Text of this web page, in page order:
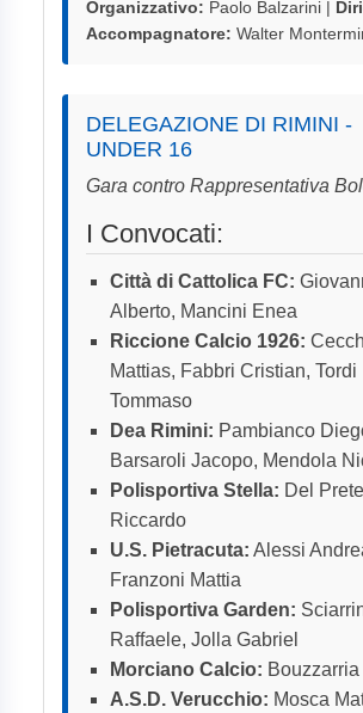
Organizzativo: Paolo Balzarini |
Accompagnatore: Walter
DELEGAZIONE DI RIMINI -
UNDER 16
Gara contro Rappresentativa
I Convocati:
Città di Cattolica FC:
Alberto, Mancini Enea
Riccione Calcio 1926:
Mattias, Fabbri Cristian, Tordi
Tommaso
Dea Rimini: Pambianco
Barsaroli Jacopo, Mendola
Polisportiva Stella: Del Prete
Riccardo
U.S. Pietracuta: Alessi
Franzoni Mattia
Polisportiva Garden:
Raffaele, Jolla Gabriel
Morciano Calcio: Bouzzarria
A.S.D. Verucchio: Mosca